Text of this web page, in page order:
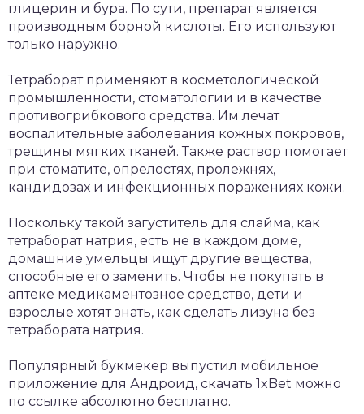
глицерин и бура. По сути, препарат является
производным борной кислоты. Его используют
только наружно.
Тетраборат применяют в косметологической
промышленности, стоматологии и в качестве
противогрибкового средства. Им лечат
воспалительные заболевания кожных покровов,
трещины мягких тканей. Также раствор помогает
при стоматите, опрелостях, пролежнях,
кандидозах и инфекционных поражениях кожи.
Поскольку такой загуститель для слайма, как
тетраборат натрия, есть не в каждом доме,
домашние умельцы ищут другие вещества,
способные его заменить. Чтобы не покупать в
аптеке медикаментозное средство, дети и
взрослые хотят знать, как сделать лизуна без
тетрабората натрия.
Популярный букмекер выпустил мобильное
приложение для Андроид, скачать 1xBet можно
по ссылке абсолютно бесплатно.